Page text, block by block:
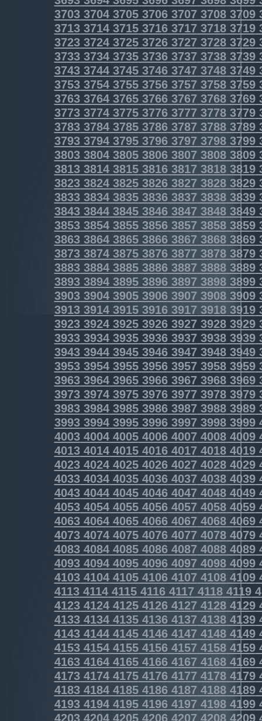
3703370437053706370737083709
3713371437153716371737183719
3723372437253726372737283729
3733373437353736373737383739
3743374437453746374737483749
37533754375537563757 37583759
37633764376537663767 37683769
37733774377537763777 37783779
37833784378537863787 37883789
37933794379537963797 37983799
38033804380538063807 38083809
38133814381538163817 38183819
38233824382538263827 38283829
38333834383538363837 38383839
38433844384538463847 38483849
38533854385538563857 38583859
38633864386538663867 38683869
38733874387538763877 38783879
38833884388538863887 38883889
38933894389538963897 38983899
39033904390539063907 39083909
39133914391539163917 39183919
3923392439253926392739283929
3933393439353936393739383939
3943394439453946394739483949
3953395439553956395739583959
3963396439653966396739683969
3973397439753976397739783979
3983398439853986398739883989
3993399439953996399739983999
4003400440054006400740084009
4013401440154016401740184019
4023402440254026402740284029
4033403440354036403740384039
4043404440454046404740484049
4053405440554056405740584059
40634064406540664067 40684069
4073407440754076407740784079
40834084408540864087 40884089
40934094409540964097 40984099
41034104410541064107 41084109
41134114411541164117 41184119
41234124412541264127 41284129
41334134413541364137 41384139
41434144414541464147 41484149
41534154415541564157 41584159
41634164416541664167 41684169
41734174417541764177 41784179
41834184418541864187 41884189
41934194419541964197 41984199
42034204420542064207 42084209